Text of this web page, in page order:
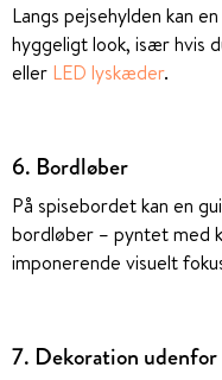
Langs pejsehylden kan
hyggeligt look, især hvis
eller LED lyskæder.
6. Bordløber
På spisebordet kan en
bordløber – pyntet med
imponerende visuelt
7. Dekoration udenfor